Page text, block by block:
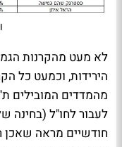
לא מעט מהקרנות
הירידות, וכמעט כל
לעבור לחו"ל (בחינה
חודשיים מראה שאכן